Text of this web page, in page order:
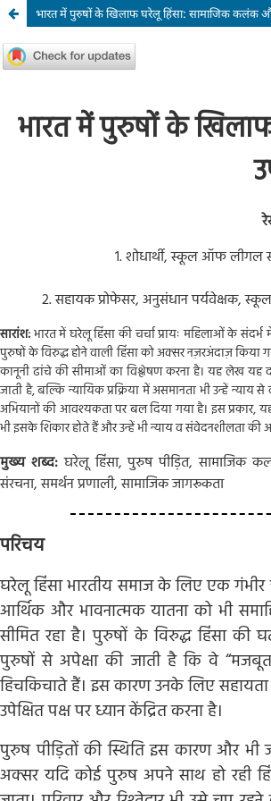
भारत में पुरुषों के खिलाफ घरेलू हिंसा: सामाजिक कलंक